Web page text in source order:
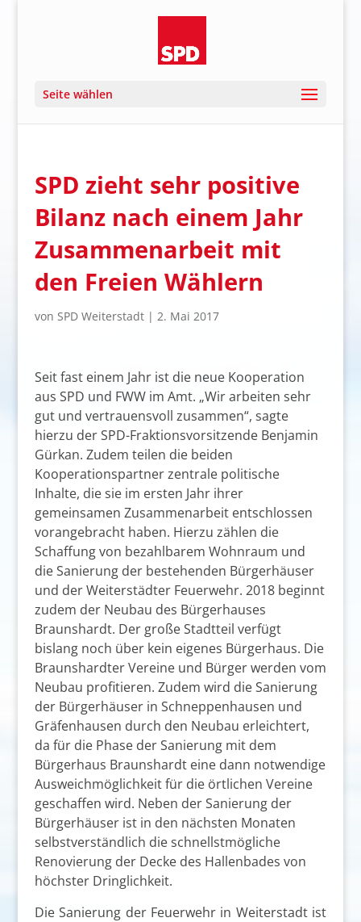
Seite wählen
SPD zieht sehr positive
Bilanz nach einem Jahr
Zusammenarbeit mit
den Freien Wählern
von SPD Weiterstadt| 2. Mai 2017
Seit fast einem Jahr ist die neue Kooperation
aus SPD und FWW im Amt. „Wir arbeiten sehr
gut und vertrauensvoll zusammen“, sagte
hierzu der SPD-Fraktionsvorsitzende Benjamin
Gürkan. Zudem teilen die beiden
Kooperationspartner zentrale politische
Inhalte, die sie im ersten Jahr ihrer
gemeinsamen Zusammenarbeit entschlossen
vorangebracht haben. Hierzu zählen die
Schaffung von bezahlbarem Wohnraum und
die Sanierung der bestehenden Bürgerhäuser
und der Weiterstädter Feuerwehr. 2018 beginnt
zudem der Neubau des Bürgerhauses
Braunshardt. Der große Stadtteil verfügt
bislang noch über kein eigenes Bürgerhaus. Die
Braunshardter Vereine und Bürger werden vom
Neubau profitieren. Zudem wird die Sanierung
der Bürgerhäuser in Schneppenhausen und
Gräfenhausen durch den Neubau erleichtert,
da für die Phase der Sanierung mit dem
Bürgerhaus Braunshardt eine dann notwendige
Ausweichmöglichkeit für die örtlichen Vereine
geschaffen wird. Neben der Sanierung der
Bürgerhäuser ist in den nächsten Monaten
selbstverständlich die schnellstmögliche
Renovierung der Decke des Hallenbades von
höchster Dringlichkeit.
Die Sanierung der Feuerwehr in Weiterstadt ist